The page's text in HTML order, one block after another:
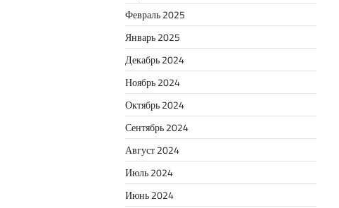
Февраль 2025
Январь 2025
Декабрь 2024
Ноябрь 2024
Октябрь 2024
Сентябрь 2024
Август 2024
Июль 2024
Июнь 2024